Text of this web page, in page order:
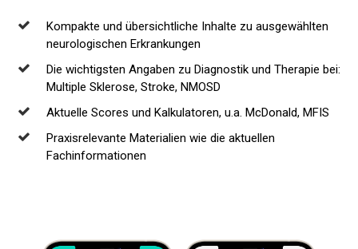
Kompakte und übersichtliche Inhalte zu ausgewählten
neurologischen Erkrankungen
Die wichtigsten Angaben zu Diagnostik und Therapie bei:
Multiple Sklerose, Stroke, NMOSD
Aktuelle Scores und Kalkulatoren, u.a. McDonald, MFIS
Praxisrelevante Materialien wie die aktuellen
Fachinformationen